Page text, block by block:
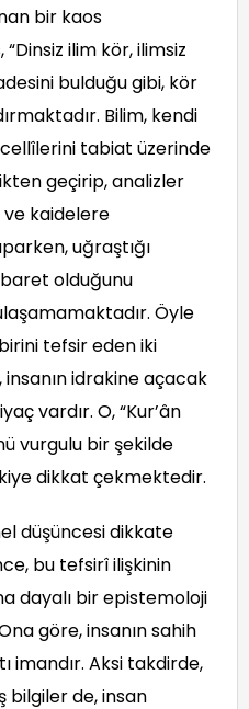
bir kaos
ilim kör, ilimsiz
bulduğu gibi, kör
Bilim, kendi
tabiat üzerinde
geçirip, analizler
kaidelere
uğraştığı
olduğunu
Öyle
tefsir eden iki
idrakine açacak
vardır. O, “Kur’ân
vurgulu bir şekilde
dikkat çekmektedir.
düşüncesi dikkate
bu tefsirî ilişkinin
dayalı bir epistemoloji
göre, insanın sahih
imandır. Aksi takdirde,
bilgiler de, insan